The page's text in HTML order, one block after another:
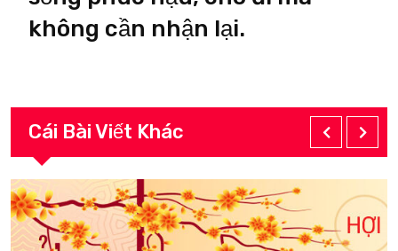
không cần nhận lại.
Cái Bài Viết Khác